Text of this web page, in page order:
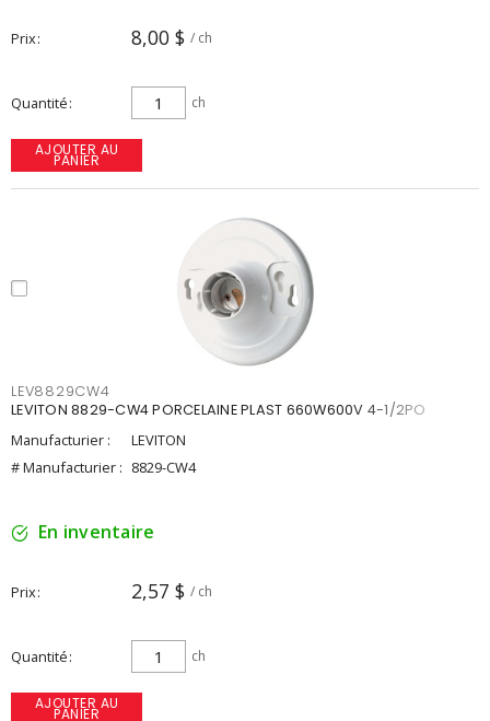
Prix 8,00 $ / ch
Quantité ch
AJOUTER AU
PANIER
LEV8829CW4
LEVITON 8829-CW4 PORCELAINE PLAST 660W600V 4-1/2PO
Manufacturier :
LEVITON
# Manufacturier : 8829-CW4
En inventaire
Prix 2,57 $ / ch
Quantité ch
AJOUTER AU
PANIER